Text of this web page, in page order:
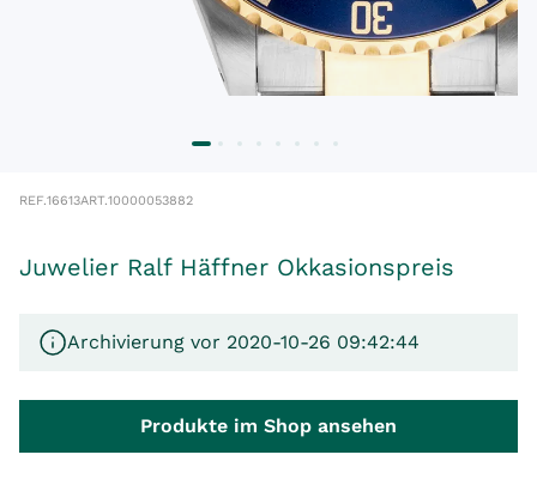
REF.16613ART.10000053882
Juwelier Ralf Häffner Okkasionspreis
Archivierung vor 2020-10-26 09:42:44
Produkte im Shop ansehen